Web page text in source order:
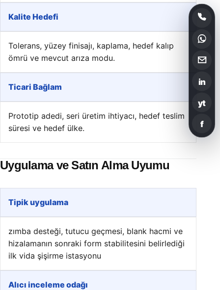
Kalite Hedefi
Tolerans, yüzey finisajı, kaplama, hedef kalıp
ömrü ve mevcut arıza modu.
Ticari Bağlam
Prototip adedi, seri üretim ihtiyacı, hedef teslim
süresi ve hedef ülke.
Uygulama ve Satın Alma Uyumu
Tipik uygulama
zımba desteği, tutucu geçmesi, blank hacmi ve
hizalamanın sonraki form stabilitesini belirlediği
ilk vida şişirme istasyonu
Alıcı inceleme odağı
in
yt
f